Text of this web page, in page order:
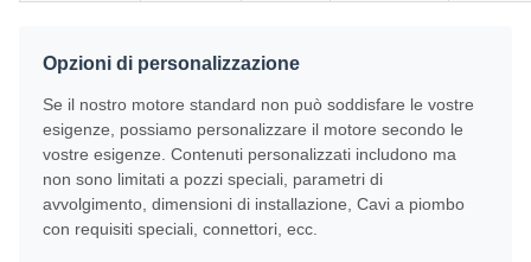
Opzioni di personalizzazione
Se il nostro motore standard non può soddisfare le vostre
esigenze, possiamo personalizzare il motore secondo le
vostre esigenze. Contenuti personalizzati includono ma
non sono limitati a pozzi speciali, parametri di
avvolgimento, dimensioni di installazione, Cavi a piombo
con requisiti speciali, connettori, ecc.